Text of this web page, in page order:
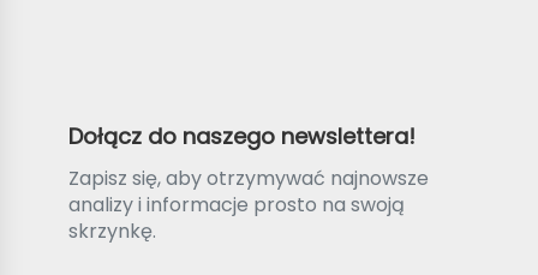
Dołącz do naszego newslettera!
Zapisz się, aby otrzymywać najnowsze
analizy i informacje prosto na swoją
skrzynkę.